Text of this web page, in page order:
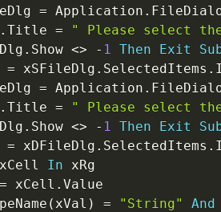
= Application .
. Title =
" Please select
. Show <> - 1 Then Exit
= xSFileDlg . SelectedItems .
= Application .
. Title =
" Please select
. Show <> - 1 Then Exit
= xDFileDlg . SelectedItems .
In xRg
= xCell . Value
( xVal ) = "String" And